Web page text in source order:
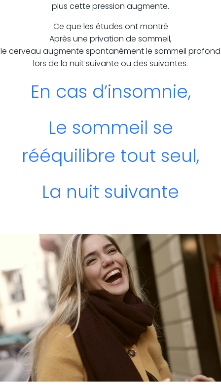
plus cette pression augmente.
Ce que les études ont montré
Après une privation de sommeil,
le cerveau augmente spontanément le sommeil profond
lors de la nuit suivante ou des suivantes.
En cas d’insomnie,
Le sommeil se
rééquilibre tout seul,
La nuit suivante